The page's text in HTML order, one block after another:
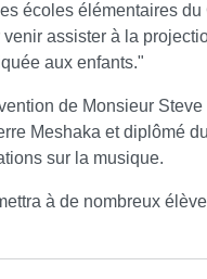
écoles élémentaires
assister à la
aux enfants."
de Monsieur
Meshaka et diplômé
sur la musique.
à de nombreux